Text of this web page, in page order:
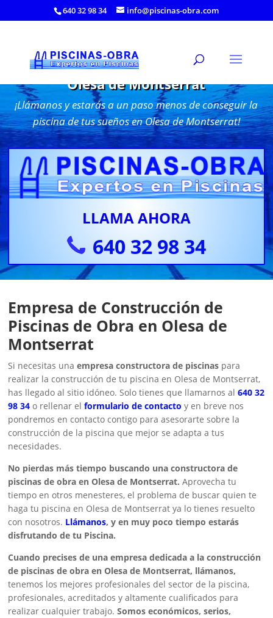
640 32 98 34 info@piscinas-obra.com
Construcción de Piscinas de obra en
Olesa de Montserrat
¡Llámanos y estarás a un paso menos de conseguir la
piscina de tus sueños en Olesa de Montserrat!
LLAMA AHORA
640 32 98 34
Empresa de Construcción de
Piscinas de Obra en Olesa de
Montserrat
Si necesitas unaempresa constructora de piscinas para
realizar la construcción de tu piscina en Olesa de Montserrat,
has llegado al sitio idóneo. Solo tienes que llamarnos al640 32
98 34 o rellenar elformulario de contacto y en breve nos
pondremos en contacto contigo para asesorarte sobre la
construcción de la piscina que mejor se adapta a tus
necesidades.
No pierdas más tiempo buscando una constructora de
piscinas de obra en Olesa de Montserrat. Aprovecha tu
tiempo en otros menesteres, el problema de buscar quien te
haga tu piscina en Olesa de Montserrat ya lo tienes resuelto
con nosotros. Llámanos, y en muy poco tiempo estarás
disfrutando de tu Piscina.
Cuando precises de una empresa dedicada a la construcción
de piscinas de obra en Olesa de Montserrat, llámanos,
tenemos los mejores profesionales del sector de la piscina,
profesionales, acreditados y altamente cualificados para
realizar cualquier trabajo.Somos económicos, serios,